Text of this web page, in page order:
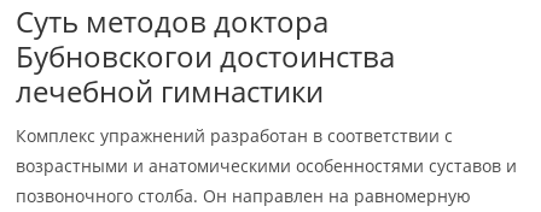
Суть методов доктора
Бубновскогои достоинства
лечебной гимнастики
Комплекс упражнений разработан в соответствии с
возрастными и анатомическими особенностями суставов и
позвоночного столба. Он направлен на равномерную